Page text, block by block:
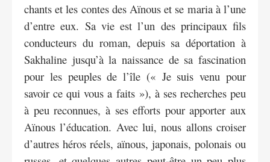
chants et les contes des Aïnous et se maria à l’une
d’entre eux. Sa vie est l’un des principaux fils
conducteurs du roman, depuis sa déportation à
Sakhaline jusqu’à la naissance de sa fascination
pour les peuples de l’île (« Je suis venu pour
savoir ce qui vous a faits »), à ses recherches peu
à peu reconnues, à ses efforts pour apporter aux
Aïnous l’éducation. Avec lui, nous allons croiser
d’autres héros réels, aïnous, japonais, polonais ou